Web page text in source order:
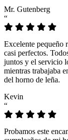
Mr. Gutenberg
“
Excelente pequeño
casi perfectos.
juntos y el servicio
mientras trabajaba
del horno de leña.
Kevin
“
Probamos este